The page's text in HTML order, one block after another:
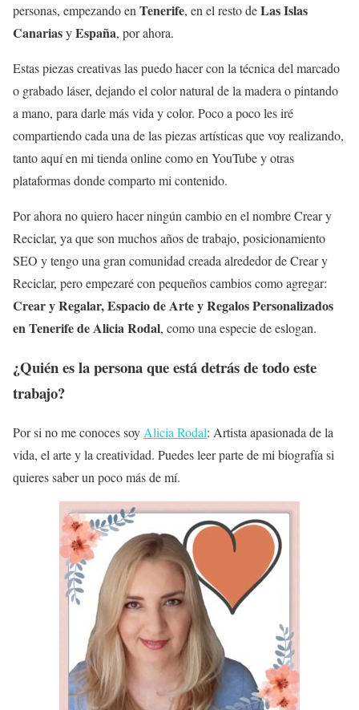
personas, empezando enTenerife, en el resto deLas Islas
CanariasyEspaña, por ahora.
Estas piezas creativas las puedo hacer con la técnica del marcado
o grabado láser, dejando el color natural de la madera o pintando
a mano, para darle más vida y color. Poco a poco les iré
compartiendo cada una de las piezas artísticas que voy realizando,
tanto aquí en mi tienda online como en YouTube y otras
plataformas donde comparto mi contenido.
Por ahora no quiero hacer ningún cambio en el nombre Crear y
Reciclar, ya que son muchos años de trabajo, posicionamiento
SEO y tengo una gran comunidad creada alrededor de Crear y
Reciclar, pero empezaré con pequeños cambios como agregar:
Crear y Regalar, Espacio de Arte y Regalos Personalizados
en Tenerife de Alicia Rodal, como una especie de eslogan.
¿Quién es la persona que está detrás de todo este
trabajo?
Por si no me conoces soy Alicia Rodal: Artista apasionada de la
vida, el arte y la creatividad. Puedes leer parte de mi biografía si
quieres saber un poco más de mí.